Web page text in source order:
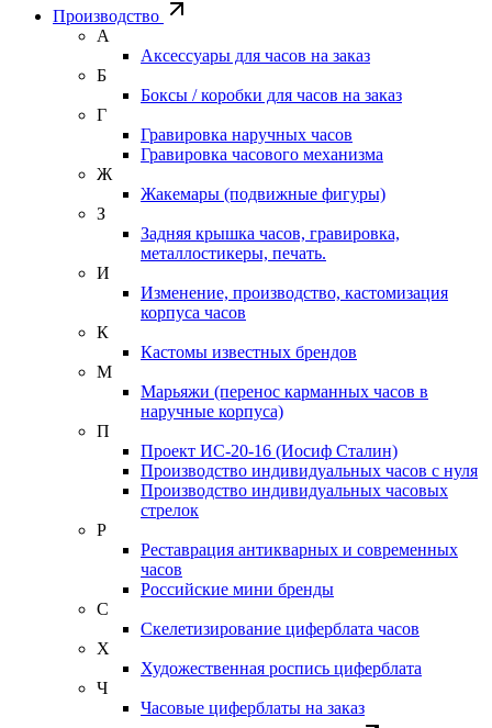
Производство
А
Аксессуары для часов на заказ
Б
Боксы / коробки для часов на заказ
Г
Гравировка наручных часов
Гравировка часового механизма
Ж
Жакемары (подвижные фигуры)
З
Задняя крышка часов, гравировка,
металлостикеры, печать.
И
Изменение, производство, кастомизация
корпуса часов
К
Кастомы известных брендов
М
Марьяжи (перенос карманных часов в
наручные корпуса)
П
Проект ИС-20-16 (Иосиф Сталин)
Производство индивидуальных часов с нуля
Производство индивидуальных часовых
стрелок
Р
Реставрация антикварных и современных
часов
Российские мини бренды
С
Скелетизирование циферблата часов
Х
Художественная роспись циферблата
Ч
Часовые циферблаты на заказ